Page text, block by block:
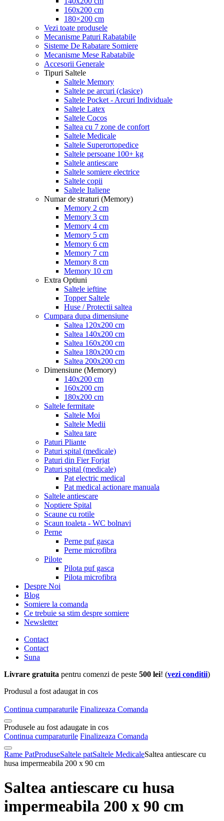
160x200 cm
180×200 cm
Vezi toate produsele
Mecanisme Paturi Rabatabile
Sisteme De Rabatare Somiere
Mecanisme Mese Rabatabile
Accesorii Generale
Tipuri Saltele
Saltele Memory
Saltele pe arcuri (clasice)
Saltele Pocket - Arcuri Individuale
Saltele Latex
Saltele Cocos
Saltea cu 7 zone de confort
Saltele Medicale
Saltele Superortopedice
Saltele persoane 100+ kg
Saltele antiescare
Saltele somiere electrice
Saltele copii
Saltele Italiene
Numar de straturi (Memory)
Memory 2 cm
Memory 3 cm
Memory 4 cm
Memory 5 cm
Memory 6 cm
Memory 7 cm
Memory 8 cm
Memory 10 cm
Extra Optiuni
Saltele ieftine
Topper Saltele
Huse / Protectii saltea
Cumpara dupa dimensiune
Saltea 120x200 cm
Saltea 140x200 cm
Saltea 160x200 cm
Saltea 180x200 cm
Saltea 200x200 cm
Dimensiune (Memory)
140x200 cm
160x200 cm
180x200 cm
Saltele fermitate
Saltele Moi
Saltele Medii
Saltea tare
Paturi Pliante
Paturi spital (medicale)
Paturi din Fier Forjat
Paturi spital (medicale)
Pat electric medical
Pat medical actionare manuala
Saltele antiescare
Noptiere Spital
Scaune cu rotile
Scaun toaleta - WC bolnavi
Perne
Perne puf gasca
Perne microfibra
Pilote
Pilota puf gasca
Pilota microfibra
Despre Noi
Blog
Somiere la comanda
Ce trebuie sa stim despre somiere
Newsletter
Contact
Contact
Suna
Livrare gratuita pentru comenzi de peste 500 lei! (vezi conditii)
Produsul a fost adaugat in cos
Continua cumparaturile Finalizeaza Comanda
Produsele au fost adaugate in cos
Continua cumparaturile Finalizeaza Comanda
Rame PatProduseSaltele patSaltele MedicaleSaltea antiescare cu
husa impermeabila 200 x 90 cm
Saltea antiescare cu husa
impermeabila 200 x 90 cm